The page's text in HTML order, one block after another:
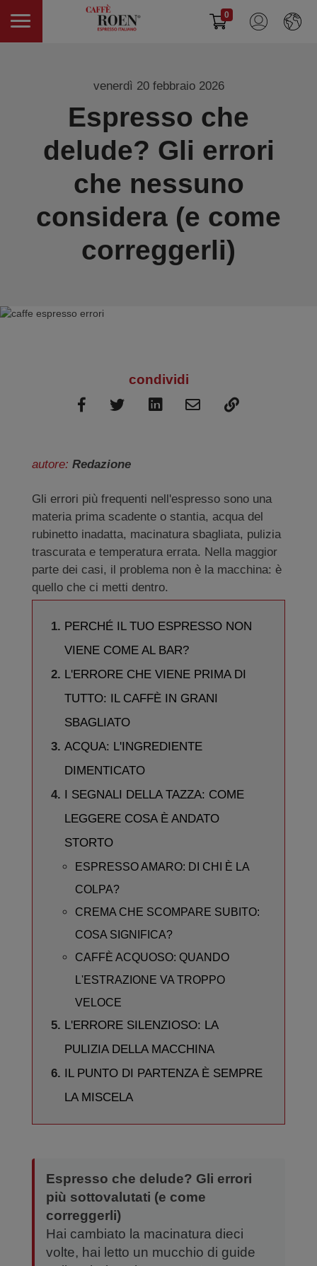
0
venerdì 20 febbraio 2026
Espresso che
delude? Gli errori
che nessuno
considera (e come
correggerli)
condividi
autore: Redazione
Gli errori più frequenti nell'espresso sono una
materia prima scadente o stantia, acqua del
rubinetto inadatta, macinatura sbagliata, pulizia
trascurata e temperatura errata. Nella maggior
parte dei casi, il problema non è la macchina: è
quello che ci metti dentro.
PERCHÉ IL TUO ESPRESSO NON
VIENE COME AL BAR?
L'ERRORE CHE VIENE PRIMA DI
TUTTO: IL CAFFÈ IN GRANI
SBAGLIATO
ACQUA: L'INGREDIENTE
DIMENTICATO
I SEGNALI DELLA TAZZA: COME
LEGGERE COSA È ANDATO
STORTO
ESPRESSO AMARO: DI CHI È LA
COLPA?
CREMA CHE SCOMPARE SUBITO:
COSA SIGNIFICA?
CAFFÈ ACQUOSO: QUANDO
L'ESTRAZIONE VA TROPPO
VELOCE
L'ERRORE SILENZIOSO: LA
PULIZIA DELLA MACCHINA
IL PUNTO DI PARTENZA È SEMPRE
LA MISCELA
Espresso che delude? Gli errori
più sottovalutati (e come
correggerli)
Hai cambiato la macinatura dieci
volte, hai letto un mucchio di guide